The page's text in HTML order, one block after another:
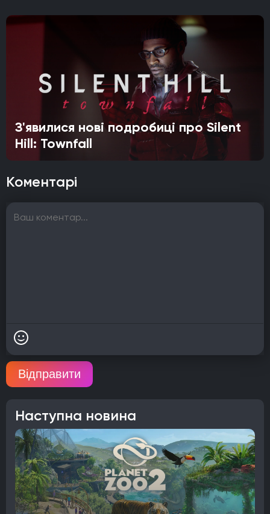
З'явилися нові подробиці про Silent
Hill: Townfall
Коментарі
Відправити
Наступна новина